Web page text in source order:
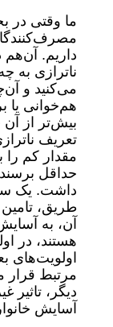
ما وقتی در
داریم. آن‌هم
ناترازی به
می‌کنید و
هم‌خوانی یا
بیش‌تر از آن
تعریف
مقدار کم را
حداقل
داشت. یک
طریق،
آن، به
هستند، در
اولویت‌های
مرتبط قرار
دیگر، تاثیر
آسایش